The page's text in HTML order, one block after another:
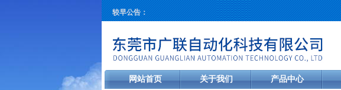
较早公告：
网站首页 关于我们 产品中心